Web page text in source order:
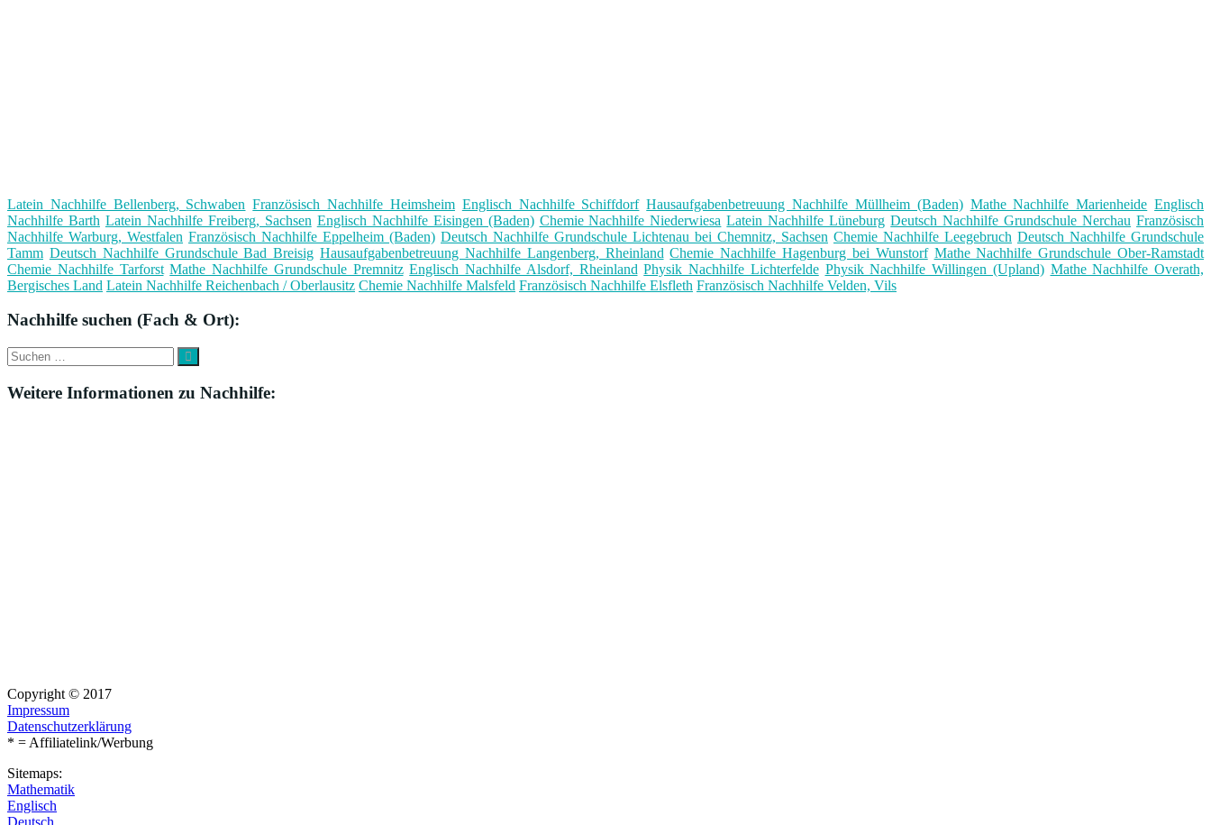
Latein Nachhilfe Bellenberg, Schwaben Französisch Nachhilfe Heimsheim Englisch Nachhilfe Schiffdorf Hausaufgabenbetreuung Nachhilfe Müllheim (Baden) Mathe Nachhilfe Marienheide Englisch
Nachhilfe Barth Latein Nachhilfe Freiberg, Sachsen Englisch Nachhilfe Eisingen (Baden) Chemie Nachhilfe Niederwiesa Latein Nachhilfe Lüneburg Deutsch Nachhilfe Grundschule Nerchau Französisch
Nachhilfe Warburg, Westfalen Französisch Nachhilfe Eppelheim (Baden) Deutsch Nachhilfe Grundschule Lichtenau bei Chemnitz, Sachsen Chemie Nachhilfe Leegebruch Deutsch Nachhilfe Grundschule
Tamm Deutsch Nachhilfe Grundschule Bad Breisig Hausaufgabenbetreuung Nachhilfe Langenberg, Rheinland Chemie Nachhilfe Hagenburg bei Wunstorf Mathe Nachhilfe Grundschule Ober-Ramstadt
Chemie Nachhilfe Tarforst Mathe Nachhilfe Grundschule Premnitz Englisch Nachhilfe Alsdorf, Rheinland Physik Nachhilfe Lichterfelde Physik Nachhilfe Willingen (Upland) Mathe Nachhilfe Overath,
Bergisches Land Latein Nachhilfe Reichenbach / Oberlausitz Chemie Nachhilfe Malsfeld Französisch Nachhilfe Elsfleth Französisch Nachhilfe Velden, Vils
Nachhilfe suchen (Fach & Ort):
Suche
nach:
Suchen
Weitere Informationen zu Nachhilfe:
Copyright © 2017
Impressum
Datenschutzerklärung
* = Affiliatelink/Werbung
Sitemaps:
Mathematik
Englisch